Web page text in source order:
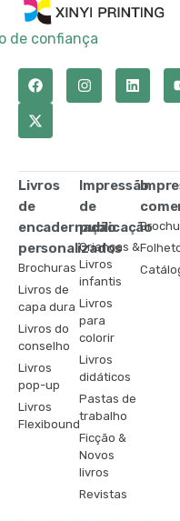
de confiança
Livros
de
encadernação
personalizados
Brochuras
Livros de
capa dura
Livros do
conselho
Livros
pop-up
Livros
Flexibound
Impressão
de
publicação
Crianças &
Livros
infantis
Livros
para
colorir
Livros
didáticos
Pastas de
trabalho
Ficção &
Novos
livros
Revistas